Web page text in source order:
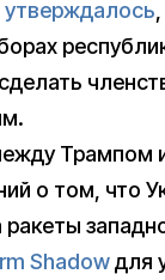
утверждалось
Трампом
о том, что
Shadowдля